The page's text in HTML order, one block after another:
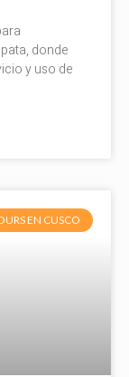
donde
y uso de
EN CUSCO